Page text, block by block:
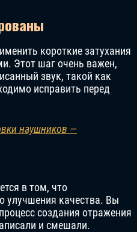
короткие затухания
Этот шаг очень важен,
звук, такой как
исправить перед
наушников —
в том, что
улучшения качества. Вы
создания отражения
и смешали.